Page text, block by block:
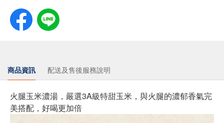
商品資訊 配送及售後服務說明
火腿玉米濃湯，嚴選3A級特甜玉米，與火腿的濃郁香氣完
美搭配，好喝更加倍